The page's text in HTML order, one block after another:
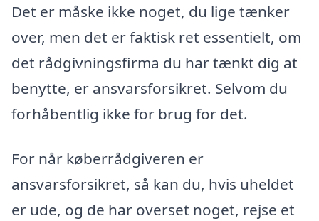
Det er måske ikke noget, du lige tænker
over, men det er faktisk ret essentielt, om
det rådgivningsfirma du har tænkt dig at
benytte, er ansvarsforsikret. Selvom du
forhåbentlig ikke for brug for det.
For når køberrådgiveren er
ansvarsforsikret, så kan du, hvis uheldet
er ude, og de har overset noget, rejse et